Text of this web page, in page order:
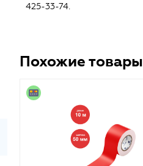
425-33-74.
Похожие товары